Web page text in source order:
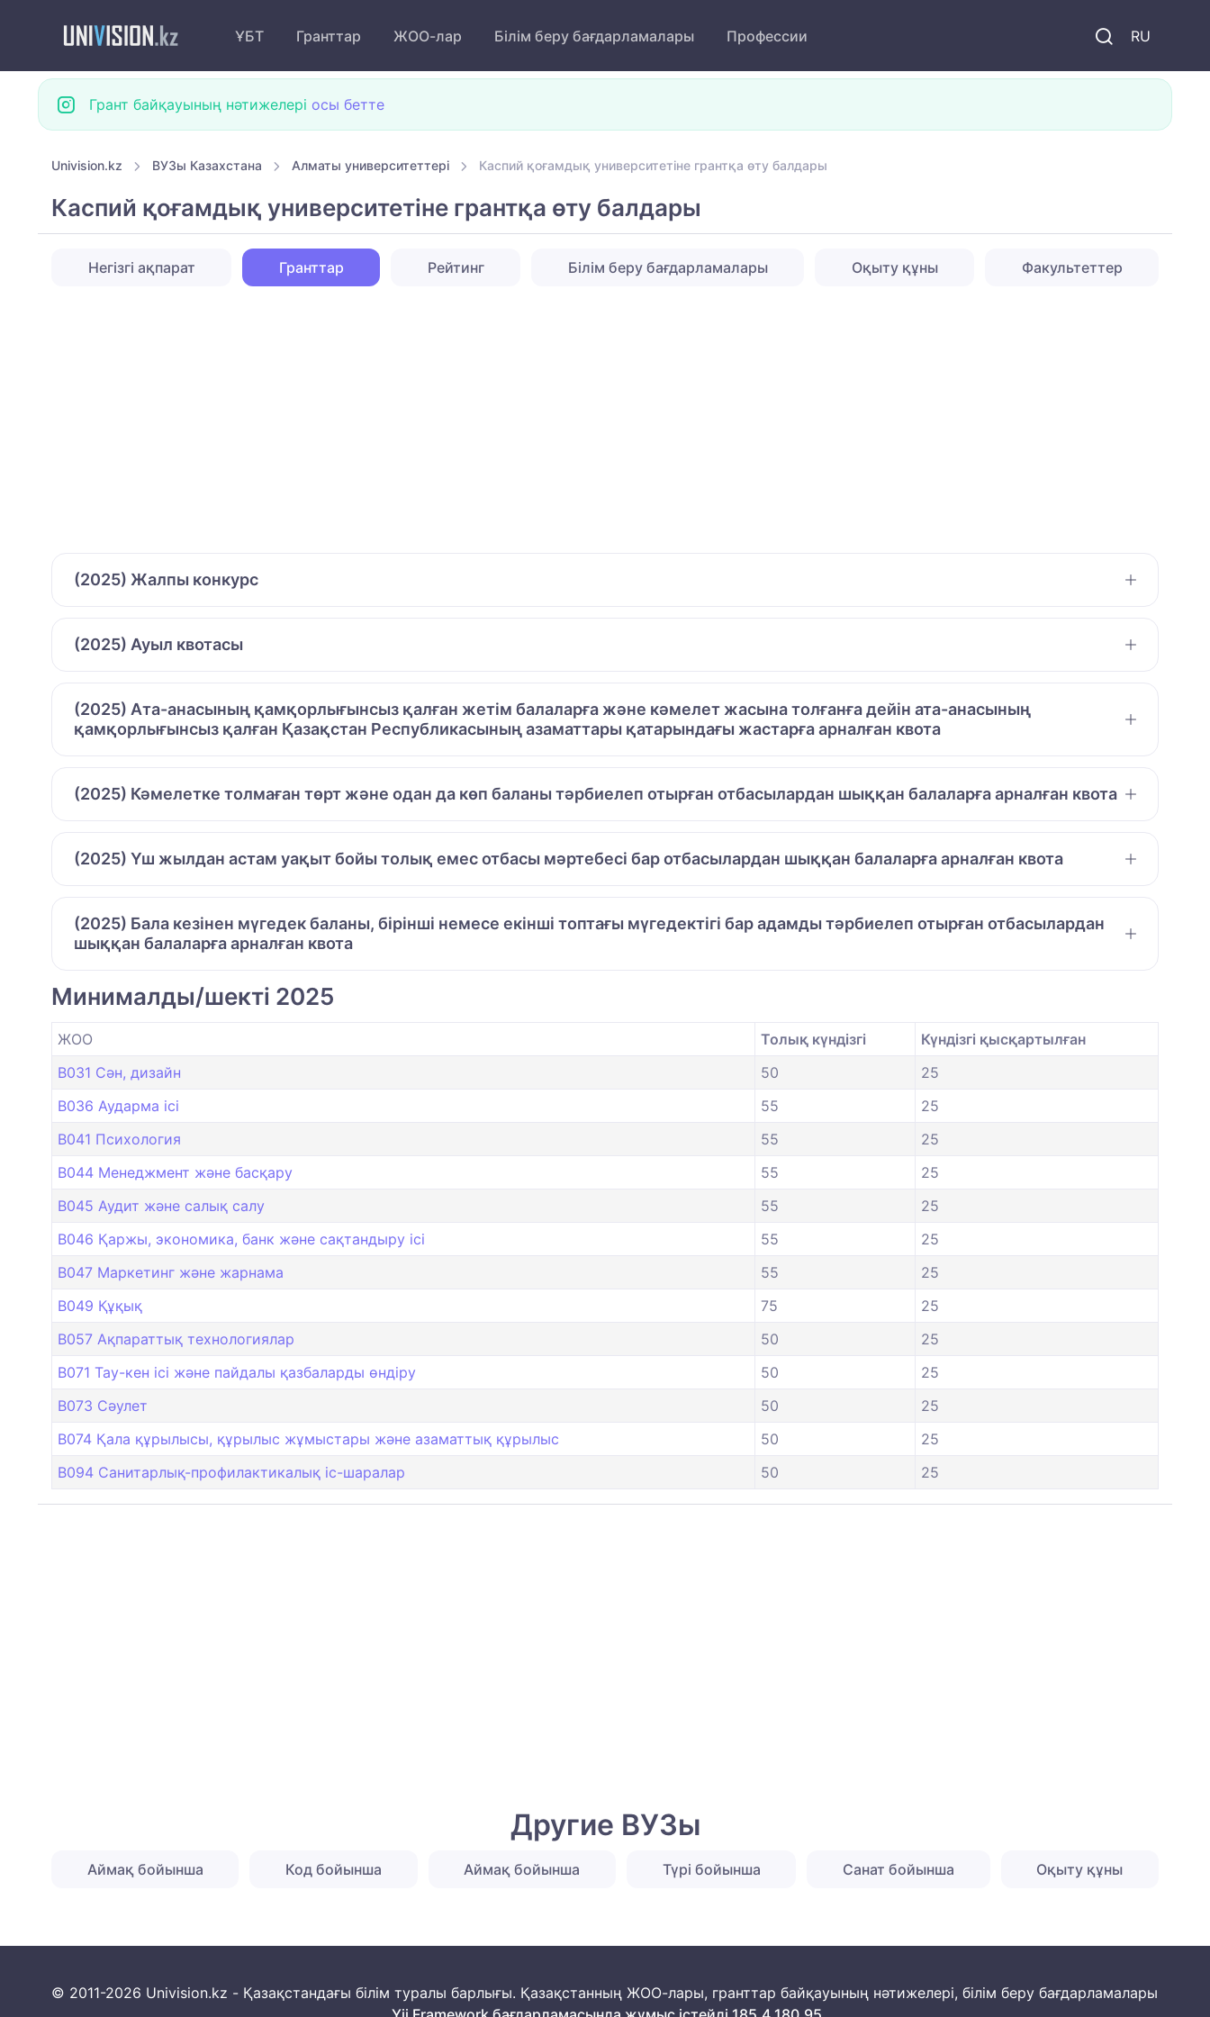
RU
ҰБТ Гранттар ЖОО-лар Білім беру бағдарламалары Профессии
Грант байқауының нәтижелері осы бетте
Univision.kz ВУЗы Казахстана Алматы университеттері Каспий қоғамдық университетіне грантқа өту балдары
Каспий қоғамдық университетіне грантқа өту балдары
Негізгі ақпарат Гранттар Рейтинг Білім беру бағдарламалары Оқыту құны Факультеттер
(2025) Жалпы конкурс
(2025) Ауыл квотасы
(2025) Ата-анасының қамқорлығынсыз қалған жетім балаларға және кәмелет жасына толғанға дейін ата-анасының
қамқорлығынсыз қалған Қазақстан Республикасының азаматтары қатарындағы жастарға арналған квота
(2025) Кәмелетке толмаған төрт және одан да көп баланы тәрбиелеп отырған отбасылардан шыққан балаларға арналған квота
(2025) Үш жылдан астам уақыт бойы толық емес отбасы мәртебесі бар отбасылардан шыққан балаларға арналған квота
(2025) Бала кезінен мүгедек баланы, бірінші немесе екінші топтағы мүгедектігі бар адамды тәрбиелеп отырған отбасылардан
шыққан балаларға арналған квота
Минималды/шекті 2025
ЖОО Толық күндізгі
Күндізгі қысқартылған
B031 Сән, дизайн
50
25
B036 Аударма ісі
55
25
B041 Психология
55
25
B044 Менеджмент және басқару
55
25
B045 Аудит және салық салу
55
25
B046 Қаржы, экономика, банк және сақтандыру ісі
55
25
B047 Маркетинг және жарнама
55
25
B049 Құқық
75
25
B057 Ақпараттық технологиялар
50
25
B071 Тау-кен ісі және пайдалы қазбаларды өндіру
50
25
B073 Сәулет
50
25
B074 Қала құрылысы, құрылыс жұмыстары және азаматтық құрылыс
50
25
B094 Санитарлық-профилактикалық іс-шаралар
50 25
Другие ВУЗы
Аймақ бойынша Код бойынша Аймақ бойынша Түрі бойынша Санат бойынша Оқыту құны
© 2011-2026 Univision.kz - Қазақстандағы білім туралы барлығы. Қазақстанның ЖОО-лары, гранттар байқауының нәтижелері, білім беру бағдарламалары